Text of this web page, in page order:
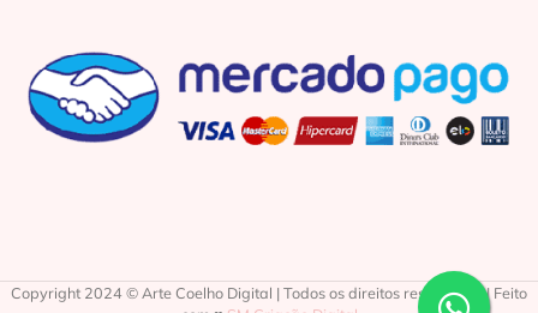
Copyright 2024 © Arte Coelho Digital | Todos os direitos reservados | Feito